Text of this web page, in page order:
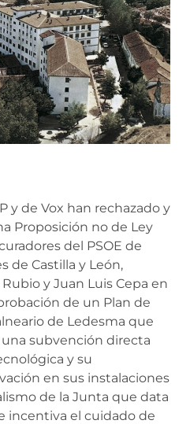
y de Vox han rechazado y
Proposición no de Ley
del PSOE de
de Castilla y León,
y Juan Luis Cepa en
de un Plan de
de Ledesma que
subvención directa
y su
en sus instalaciones
de la Junta que data
incentiva el cuidado de